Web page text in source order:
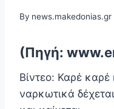
By news.makedonias.gr
(Πηγή:
Βίντεο: Καρέ
ναρκωτικά